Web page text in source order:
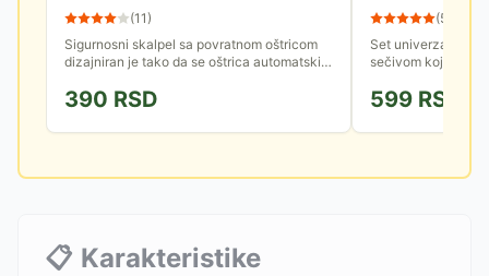
(11)
Sigurnosni skalpel sa povratnom oštricom
dizajniran je tako da se oštrica automatski
390 RSD
(57
Set univerzalnih
sečivom koje ima
599 RSD
📋 Karakteristike